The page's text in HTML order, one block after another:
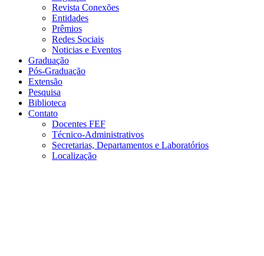
Revista Conexões
Entidades
Prêmios
Redes Sociais
Noticias e Eventos
Graduação
Pós-Graduação
Extensão
Pesquisa
Biblioteca
Contato
Docentes FEF
Técnico-Administrativos
Secretarias, Departamentos e Laboratórios
Localização